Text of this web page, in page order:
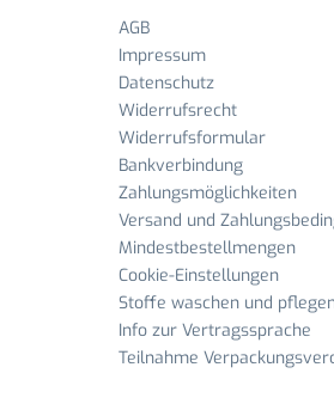
AGB
Impressum
Datenschutz
Widerrufsrecht
Widerrufsformular
Bankverbindung
Zahlungsmöglichkeiten
Versand und
Mindestbestellmengen
Cookie-Einstellungen
Stoffe waschen und
Info zur Vertragssprache
Teilnahme